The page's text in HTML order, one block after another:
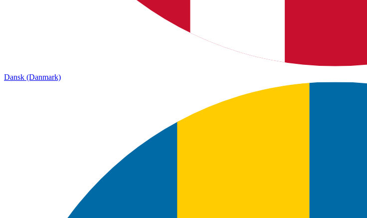
Dansk (Danmark)